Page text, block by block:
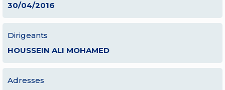
30/04/2016
Dirigeants
HOUSSEIN ALI MOHAMED
Adresses